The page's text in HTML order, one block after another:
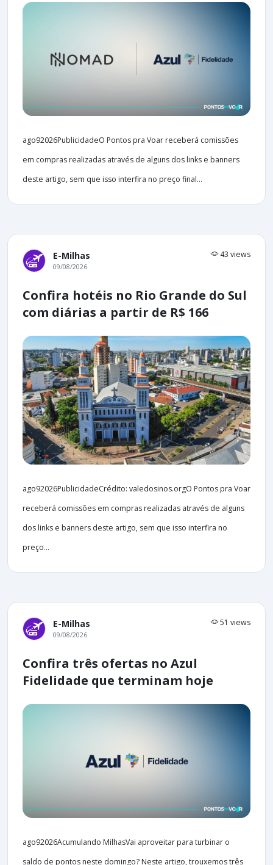
ago92026PublicidadeO Pontos pra Voar receberá comissões
em compras realizadas através de alguns dos links e banners
deste artigo, sem que isso interfira no preço final...
E-Milhas 43 views
09/08/2026
Confira hotéis no Rio Grande do Sul
com diárias a partir de R$ 166
ago92026PublicidadeCrédito: valedosinos.orgO Pontos pra Voar
receberá comissões em compras realizadas através de alguns
dos links e banners deste artigo, sem que isso interfira no
preço...
E-Milhas 51 views
09/08/2026
Confira três ofertas no Azul
Fidelidade que terminam hoje
ago92026Acumulando MilhasVai aproveitar para turbinar o
saldo de pontos neste domingo? Neste artigo, trouxemos três